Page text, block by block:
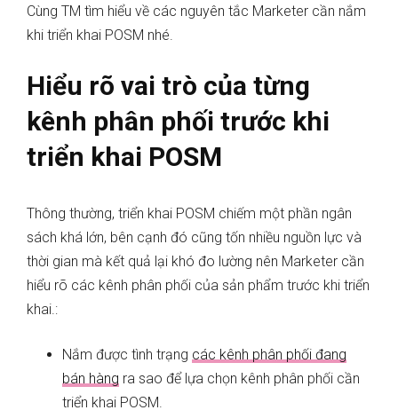
Cùng TM tìm hiểu về các nguyên tắc Marketer cần nắm
khi triển khai POSM nhé.
Hiểu rõ vai trò của từng
kênh phân phối trước khi
triển khai POSM
Thông thường, triển khai POSM chiếm một phần ngân
sách khá lớn, bên cạnh đó cũng tốn nhiều nguồn lực và
thời gian mà kết quả lại khó đo lường nên Marketer cần
hiểu rõ các kênh phân phối của sản phẩm trước khi triển
khai.:
Nắm được tình trạng các kênh phân phối đang
bán hàng ra sao để lựa chọn kênh phân phối cần
triển khai POSM.